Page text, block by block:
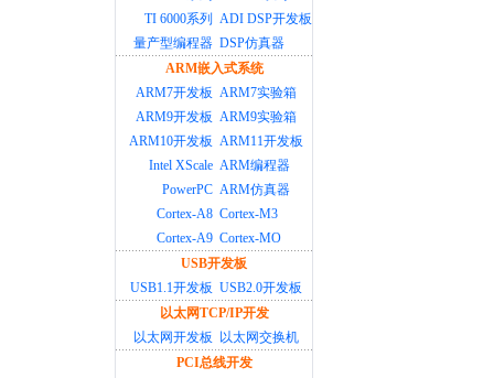
TI 6000系列
ADI DSP开发板
量产型编程器 DSP仿真器
ARM嵌入式系统
ARM7开发板 ARM7实验箱
ARM9开发板 ARM9实验箱
ARM10开发板 ARM11开发板
Intel XScale ARM编程器
PowerPC ARM仿真器
Cortex-A8 Cortex-M3
Cortex-A9 Cortex-MO
USB开发板
USB1.1开发板 USB2.0开发板
以太网TCP/IP开发
以太网开发板
以太网交换机
PCI总线开发